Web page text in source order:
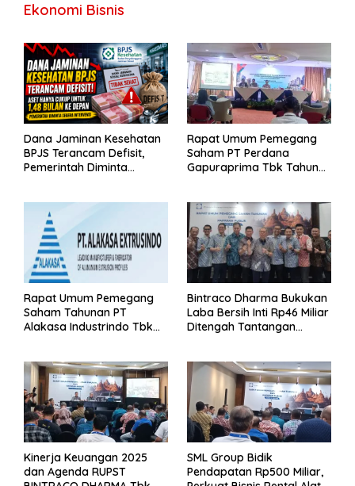
Ekonomi Bisnis
Dana Jaminan Kesehatan
BPJS Terancam Defisit,
Pemerintah Diminta
Rapat Umum Pemegang
Saham PT Perdana
Gapuraprima Tbk Tahun
Rapat Umum Pemegang
Saham Tahunan PT
Alakasa Industrindo Tbk
Bintraco Dharma Bukukan
Laba Bersih Inti Rp46 Miliar
Ditengah Tantangan
Kinerja Keuangan 2025
dan Agenda RUPST
SML Group Bidik
Pendapatan Rp500 Miliar,